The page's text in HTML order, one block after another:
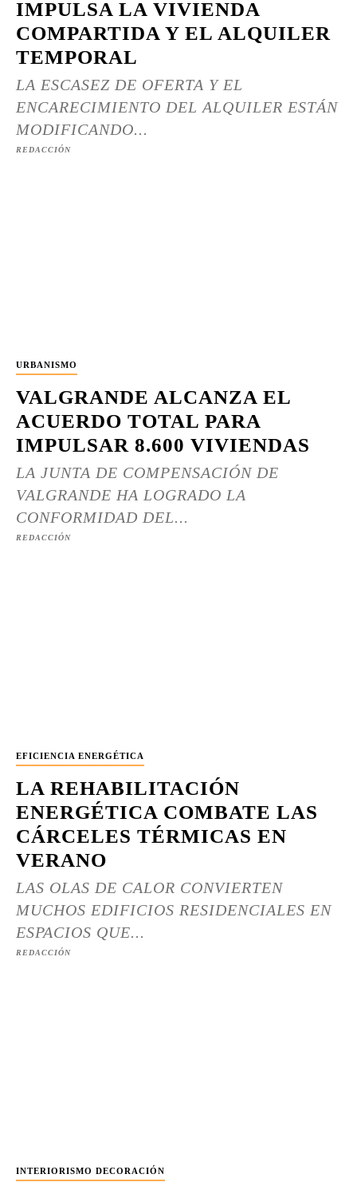
IMPULSA LA VIVIENDA
COMPARTIDA Y EL ALQUILER
TEMPORAL
LA ESCASEZ DE OFERTA Y EL
ENCARECIMIENTO DEL ALQUILER ESTÁN
MODIFICANDO...
REDACCIÓN
URBANISMO
VALGRANDE ALCANZA EL
ACUERDO TOTAL PARA
IMPULSAR 8.600 VIVIENDAS
LA JUNTA DE COMPENSACIÓN DE
VALGRANDE HA LOGRADO LA
CONFORMIDAD DEL...
REDACCIÓN
EFICIENCIA ENERGÉTICA
LA REHABILITACIÓN
ENERGÉTICA COMBATE LAS
CÁRCELES TÉRMICAS EN
VERANO
LAS OLAS DE CALOR CONVIERTEN
MUCHOS EDIFICIOS RESIDENCIALES EN
ESPACIOS QUE...
REDACCIÓN
INTERIORISMO DECORACIÓN